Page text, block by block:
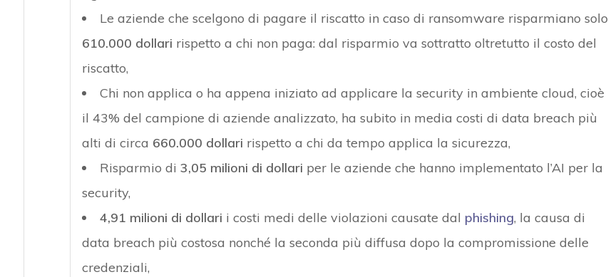
Le aziende che scelgono di pagare il riscatto in caso di ransomware risparmiano solo
610.000 dollari rispetto a chi non paga: dal risparmio va sottratto oltretutto il costo del
riscatto,
Chi non applica o ha appena iniziato ad applicare la security in ambiente cloud, cioè
il 43% del campione di aziende analizzato, ha subito in media costi di data breach più
alti di circa 660.000 dollari rispetto a chi da tempo applica la sicurezza,
Risparmio di 3,05 milioni di dollari per le aziende che hanno implementato l’AI per la
security,
4,91 milioni di dollari i costi medi delle violazioni causate dal phishing, la causa di
data breach più costosa nonché la seconda più diffusa dopo la compromissione delle
credenziali,